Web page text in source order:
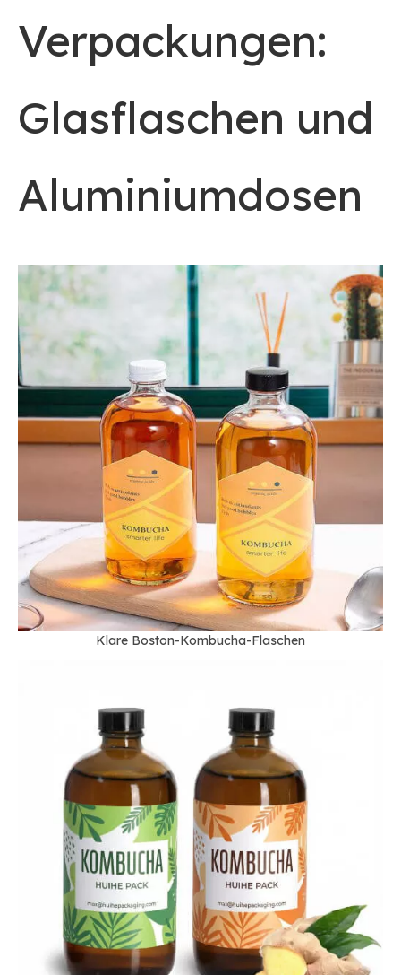
Verpackungen:
Glasflaschen und
Aluminiumdosen
Klare Boston-Kombucha-Flaschen